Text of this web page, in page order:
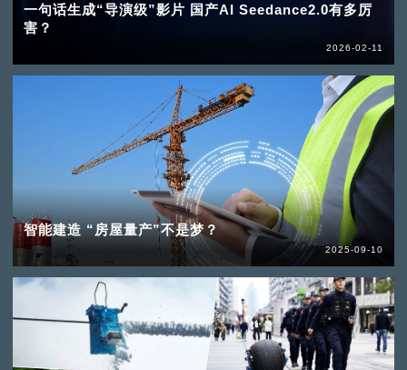
一句话生成“导演级”影片 国产AI Seedance2.0有多厉
害？
2026-02-11
智能建造 “房屋量产”不是梦？
2025-09-10